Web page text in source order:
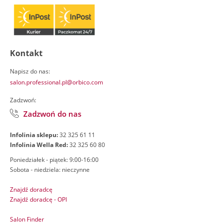
Kontakt
Napisz do nas:
salon.professional.pl@orbico.com
Zadzwoń:
Zadzwoń do nas
Infolinia sklepu:32 325 61 11
Infolinia Wella Red:32 325 60 80
Poniedziałek - piątek: 9:00-16:00
Sobota - niedziela: nieczynne
Znajdź doradcę
Znajdź doradcę - OPI
Salon Finder